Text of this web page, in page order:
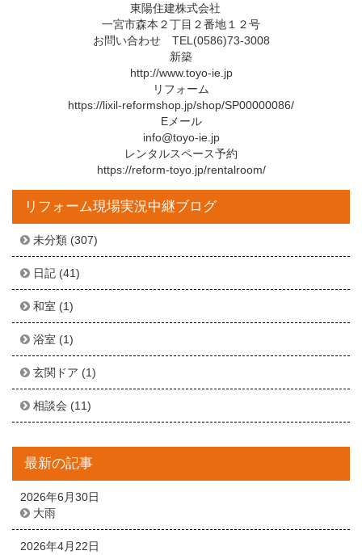
東陽住建株式会社
一宮市森本２丁目２番地１２号
お問い合わせ TEL(0586)73-3008
新築
http://www.toyo-ie.jp
リフォーム
https://lixil-reformshop.jp/shop/SP00000086/
Eメール
info@toyo-ie.jp
レンタルスペース予約
https://reform-toyo.jp/rentalroom/
リフォーム現場実況中継ブログ
未分類 (307)
日記 (41)
和室 (1)
浴室 (1)
玄関ドア (1)
相談会 (11)
最新の記事
2026年6月30日
大雨
2026年4月22日